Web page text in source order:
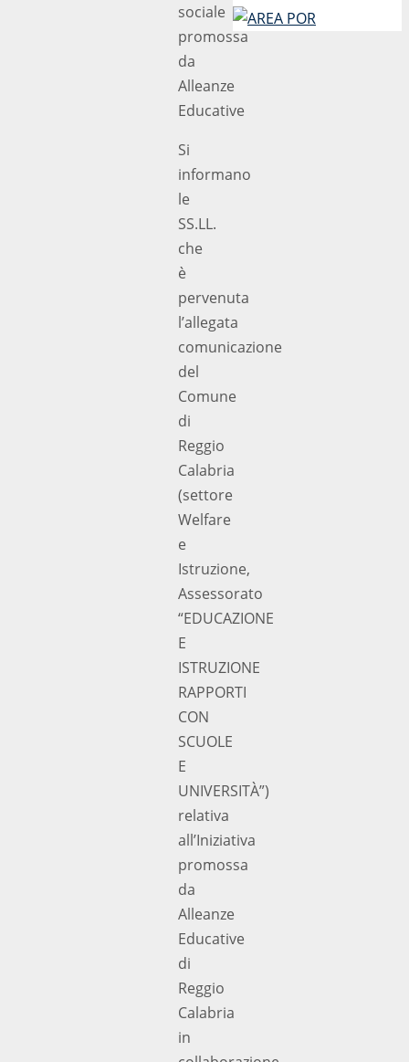
sociale
promossa
da
Alleanze
Educative
Si
informano
le
SS.LL.
che
è
pervenuta
l’allegata
comunicazione
del
Comune
di
Reggio
Calabria
(settore
Welfare
e
Istruzione,
Assessorato
“EDUCAZIONE
E
ISTRUZIONE
RAPPORTI
CON
SCUOLE
E
UNIVERSITÀ”)
relativa
all’Iniziativa
promossa
da
Alleanze
Educative
di
Reggio
Calabria
in